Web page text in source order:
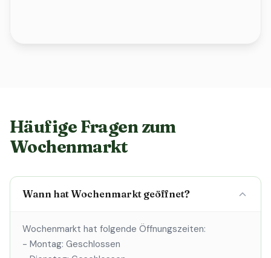
Häufige Fragen zum
Wochenmarkt
Wann hat Wochenmarkt geöffnet?
Wochenmarkt hat folgende Öffnungszeiten:
- Montag: Geschlossen